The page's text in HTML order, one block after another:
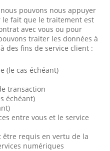
pouvons nous appuyer
fait que le traitement est
avec vous ou pour
traiter les données à
des fins de service client :
(le cas échéant)
transaction
échéant)
entre vous et le service
requis en vertu de la
numériques